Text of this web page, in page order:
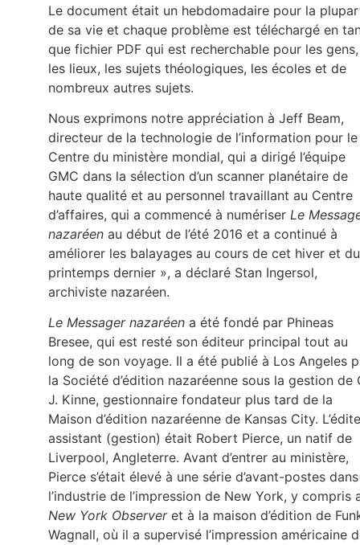
Le document était un hebdomadaire pour la
de sa vie et chaque problème est téléchargé en
que fichier PDF qui est recherchable pour les gens,
les lieux, les sujets théologiques, les écoles et de
nombreux autres sujets.
Nous exprimons notre appréciation à Jeff Beam,
directeur de la technologie de l’information pour le
Centre du ministère mondial, qui a dirigé l’équipe
GMC dans la sélection d’un scanner planétaire de
haute qualité et au personnel travaillant au Centre
d’affaires, qui a commencé à numériser Le
nazaréen au début de l’été 2016 et a continué à
améliorer les balayages au cours de cet hiver et du
printemps dernier », a déclaré Stan Ingersol,
archiviste nazaréen.
Le Messager nazaréen a été fondé par Phineas
Bresee, qui est resté son éditeur principal tout au
long de son voyage. Il a été publié à Los Angeles
la Société d’édition nazaréenne sous la gestion de
J. Kinne, gestionnaire fondateur plus tard de la
Maison d’édition nazaréenne de Kansas City.
assistant (gestion) était Robert Pierce, un natif de
Liverpool, Angleterre. Avant d’entrer au ministère,
Pierce s’était élevé à une série d’avant-postes dans
l’industrie de l’impression de New York, y compris
New York Observeret à la maison d’édition de
Wagnall, où il a supervisé l’impression américaine